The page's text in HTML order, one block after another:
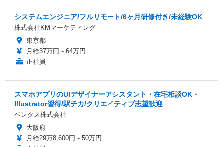
システムエンジニア/フルリモート/6ヶ月研修付き/未経験OK
株式会社KMマーケティング
東京都
月給37万円～64万円
正社員
スマホアプリのUIデザイナーアシスタント・在宅相談OK・
Illustrator習得/駅チカ/クリエイティブ志望歓迎
ベンタス株式会社
大阪府
月給29万8,600円～50万円